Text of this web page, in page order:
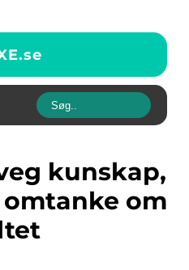
se
om